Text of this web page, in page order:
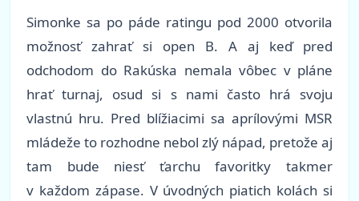
Simonke sa po páde ratingu pod 2000 otvorila
možnosť zahrať si open B. A aj keď pred
odchodom do Rakúska nemala vôbec v pláne
hrať turnaj, osud si s nami často hrá svoju
vlastnú hru. Pred blížiacimi sa aprílovými MSR
mládeže to rozhodne nebol zlý nápad, pretože aj
tam bude niesť ťarchu favoritky takmer
v každom zápase. V úvodných piatich kolách si